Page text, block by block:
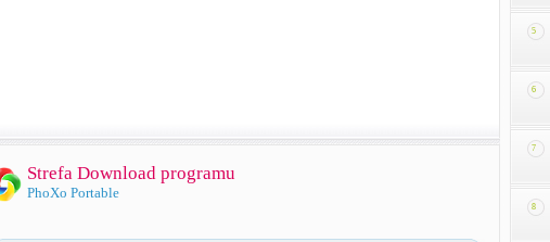
Strefa Download programu
PhoXo Portable
5
6
7
8